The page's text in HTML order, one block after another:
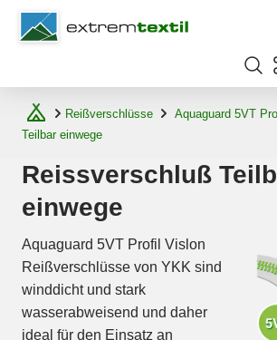
Shopware
Reißverschlüsse
Aquaguard 5VT
Teilbar einwege
Reissverschluß
einwege
Aquaguard 5VT Profil Vislon
Reißverschlüsse von YKK sind
winddicht und stark
wasserabweisend und daher
ideal für den Einsatz an